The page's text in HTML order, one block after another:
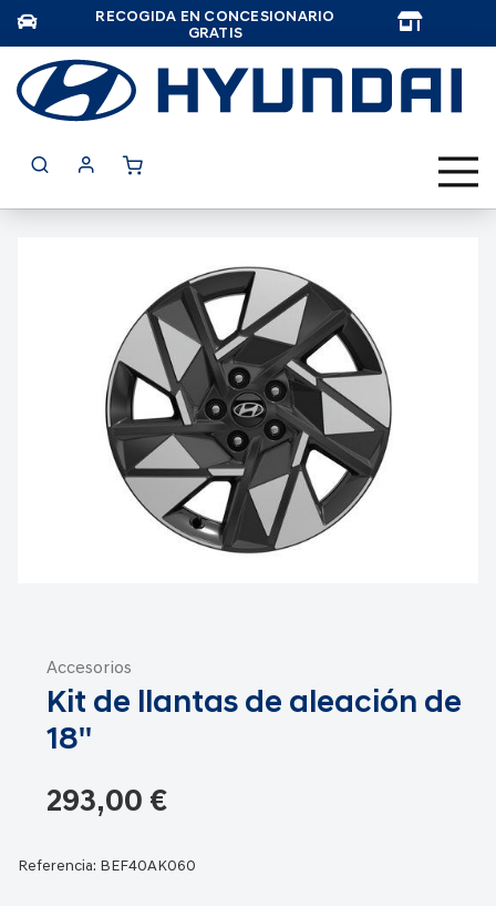
RECOGIDA EN CONCESIONARIO
GRATIS
Accesorios
Kit de llantas de aleación de
18''
293,00 €
Referencia: BEF40AK060
comienzo
galería
imágenes